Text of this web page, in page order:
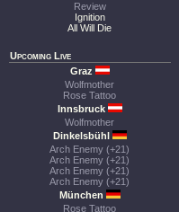
Review
Ignition
All Will Die
Upcoming Live
Graz
Wolfmother
Rose Tattoo
Innsbruck
Wolfmother
Dinkelsbühl
Arch Enemy (+21)
Arch Enemy (+21)
Arch Enemy (+21)
Arch Enemy (+21)
München
Rose Tattoo